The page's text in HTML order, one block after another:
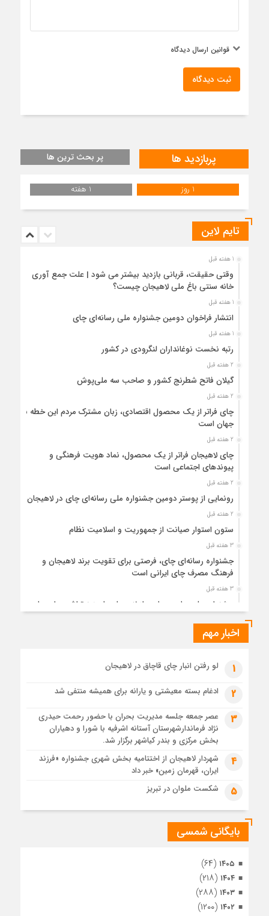
قوانین ارسال دیدگاه
ثبت دیدگاه
پربازدید ها پر بحث ترین ها
1 روز 1 هفته
تایم لاین
1 هفته قبل
وقتی حقیقت، قربانی بازدید بیشتر می شود | علت جمع آوری
خانه سنتی باغ ملی لاهیجان چیست؟
1 هفته قبل
انتشار فراخوان دومین جشنواره ملی رسانه‌ای چای
1 هفته قبل
رتبه نخست نوغانداران لنگرودی در کشور
2 هفته قبل
گیلان فاتح شطرنج کشور و صاحب سه ملی‌پوش
2 هفته قبل
چای فراتر از یک محصول اقتصادی، زبان مشترک مردم این خطه با
جهان است
2 هفته قبل
چای لاهیجان فراتر از یک محصول، نماد هویت فرهنگی و
پیوندهای اجتماعی است
2 هفته قبل
رونمایی از پوستر دومین جشنواره ملی رسانه‌ای چای در لاهیجان
2 هفته قبل
ستون استوار صیانت از جمهوریت و اسلامیت نظام
3 هفته قبل
جشنواره رسانه‌ای چای، فرصتی برای تقویت برند لاهیجان و
فرهنگ مصرف چای ایرانی است
3 هفته قبل
جشنواره ملی چای، حمایت از لاهیجان یا هزینه‌تراشی برای چای
4 هفته قبل
4 هفته قبل
رئوف
تصاویر هوایی مراسم تشییع پیکر مطهر آقای شهید ایران – مشهد
مراسم تشییع پیکر مطهر آقای شهید ایران – مشهد
تصاویری از تراکم جمعیت حاضر در میدان ثورهالعشرین نجف
اشرف
اخبار مهم
1 لو رفتن انبار چای قاچاق در لاهیجان
2 ادغام بسته معیشتی و یارانه برای همیشه منتفی شد
3
عصر جمعه جلسه مدیریت بحران با حضور رحمت حیدری
نژاد فرماندارشهرستان آستانه اشرفیه با شورا و دهیاران
بخش مرکزی و بندر کیاشهر برگزار شد.
4
شهردار لاهیجان از اختتامیه بخش شهری جشنواره «فرزند
ایران، قهرمان زمین» خبر داد
5 شکست ملوان در تبریز
بایگانی شمسی
۱۴۰۵ (۶۴)
۱۴۰۴ (۲۱۸)
۱۴۰۳ (۲۸۸)
۱۴۰۲ (۱۲۰۰)